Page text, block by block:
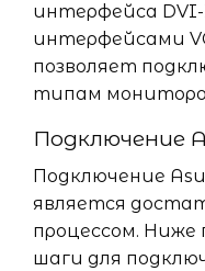
интерфейса
интерфейсами
позволяет
типам
Подключение
Подключение
является
процессом. Ниже
шаги для